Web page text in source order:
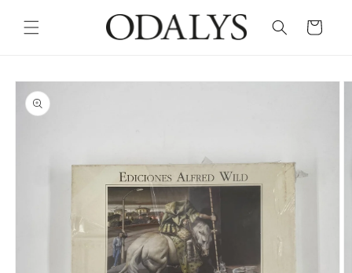
content
Cart
Skip to
product
information